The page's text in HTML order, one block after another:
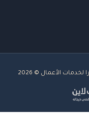
الأعمال © 2026